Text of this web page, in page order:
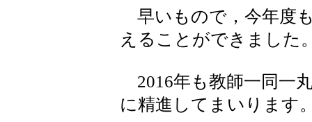
早いもので，今年度
えることができました
2016年も教師一同一
に精進してまいります